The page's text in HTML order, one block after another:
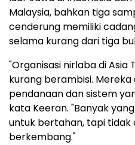
Malaysia, bahkan tiga
cenderung memiliki
selama kurang dari tiga
"Organisasi nirlaba di Asia
kurang berambisi.
pendanaan dan sistem
kata Keeran. "Banyak
untuk bertahan, tapi tidak
berkembang."